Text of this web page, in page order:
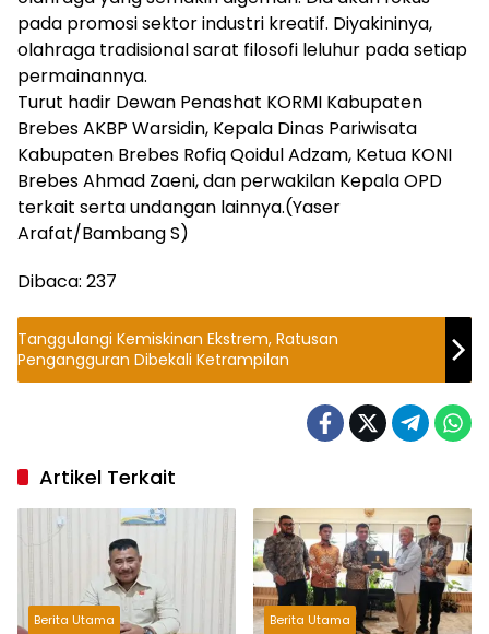
pada promosi sektor industri kreatif. Diyakininya,
olahraga tradisional sarat filosofi leluhur pada setiap
permainannya.
Turut hadir Dewan Penashat KORMI Kabupaten
Brebes AKBP Warsidin, Kepala Dinas Pariwisata
Kabupaten Brebes Rofiq Qoidul Adzam, Ketua KONI
Brebes Ahmad Zaeni, dan perwakilan Kepala OPD
terkait serta undangan lainnya.(Yaser
Arafat/Bambang S)
Dibaca: 237
Tanggulangi Kemiskinan Ekstrem, Ratusan
Pengangguran Dibekali Ketrampilan
Artikel Terkait
Berita Utama Berita Utama